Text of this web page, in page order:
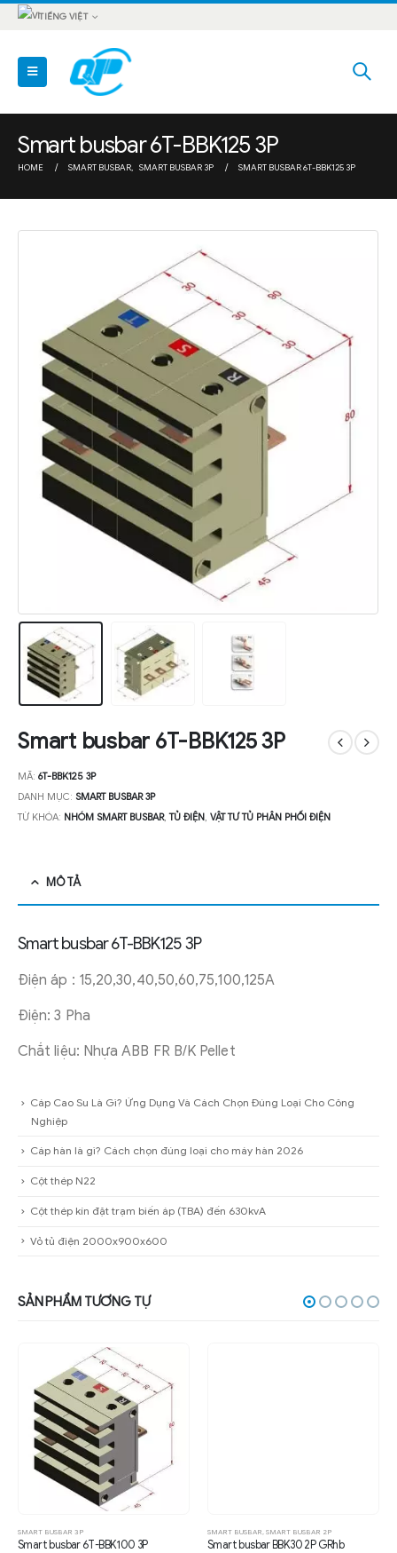
TIẾNG VIỆT
Smart busbar 6T-BBK125 3P
HOME SMART BUSBAR, SMART BUSBAR 3P SMART BUSBAR 6T-BBK125 3P
Smart busbar 6T-BBK125 3P
MÃ: 6T-BBK125 3P
DANH MỤC: SMART BUSBAR 3P
TỪ KHÓA: NHÓM SMART BUSBAR,TỦ ĐIỆN, VẬT TƯ TỦ PHÂN PHỐI ĐIỆN
MÔ TẢ
Smart busbar 6T-BBK125 3P
Điện áp : 15,20,30,40,50,60,75,100,125A
Điện: 3 Pha
Chắt liệu: Nhựa ABB FR B/K Pellet
Cáp Cao Su Là Gì? Ứng Dụng Và Cách Chọn Đúng Loại Cho Công
Nghiệp
Cáp hàn là gì? Cách chọn đúng loại cho máy hàn 2026
Cột thép N22
Cột thép kín đặt trạm biến áp (TBA) đến 630kvA
Vỏ tủ điện 2000x900x600
SẢN PHẨM TƯƠNG TỰ
SMART BUSBAR 3P
Smart busbar 6T-BBK100 3P
SMART BUSBAR, SMART BUSBAR 2P
Smart busbar BBK30 2P GRhb